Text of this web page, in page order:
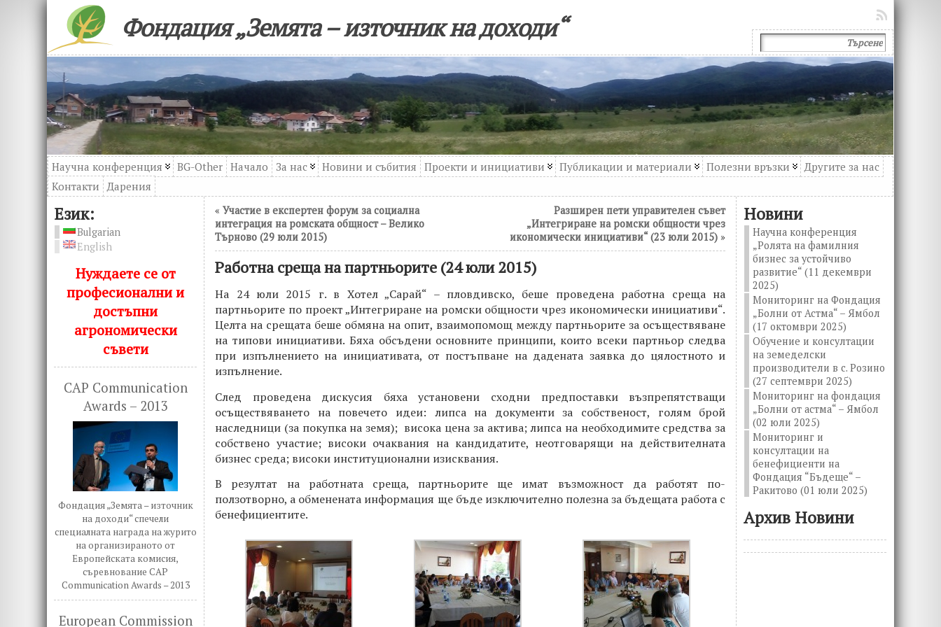
Фондация „Земята – източник на доходи“
Научна конференция BG-Other Начало За нас Новини и събития Проекти и инициативи Публикации и материали Полезни връзки
Другите за нас
Контакти
Дарения
Език:
Bulgarian
English
Нуждаете се от
професионални и
достъпни
агрономически
съвети
CAP Communication
Awards – 2013
Фондация „Земята – източник
на доходи“ спечели
специалната награда на журито
на организираното от
Европейската комисия,
съревнование CAP
Communication Awards – 2013
European Commission
«Участие в експертен форум за социална
интеграция на ромската общност – Велико
Търново (29 юли 2015)
Разширен пети управителен съвет
„Интегриране на ромски общности чрез
икономически инициативи“ (23 юли 2015) »
Работна среща на партньорите (24 юли 2015)
На 24 юли 2015 г. в Хотел „Сарай“ – пловдивско, беше проведена работна среща на
партньорите по проект „Интегриране на ромски общности чрез икономически инициативи“.
Целта на срещата беше обмяна на опит, взаимопомощ между партньорите за осъществяване
на типови инициативи. Бяха обсъдени основните принципи, които всеки партньор следва
при изпълнението на инициативата, от постъпване на дадената заявка до цялостното и
изпълнение.
След проведена дискусия бяха установени сходни предпоставки възпрепятстващи
осъществяването на повечето идеи: липса на документи за собственост, голям брой
наследници (за покупка на земя); висока цена за актива; липса на необходимите средства за
собствено участие; високи очаквания на кандидатите, неотговарящи на действителната
бизнес среда; високи институционални изисквания.
В резултат на работната среща, партньорите ще имат възможност да работят по-
ползотворно, а обменената информация ще бъде изключително полезна за бъдещата работа с
бенефициентите.
Новини
Научна конференция
„Ролята на фамилния
бизнес за устойчиво
развитие“ (11 декември
2025)
Мониторинг на Фондация
„Болни от Астма“ – Ямбол
(17 октомври 2025)
Обучение и консултации
на земеделски
производители в с. Розино
(27 септември 2025)
Мониторинг на фондация
„Болни от астма“ – Ямбол
(02 юли 2025)
Мониторинг и
консултации на
бенефициенти на
Фондация “Бъдеще“ –
Ракитово (01 юли 2025)
Архив Новини